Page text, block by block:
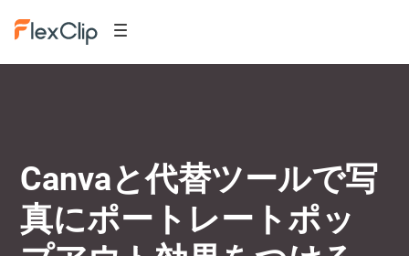
Canvaと代替ツールで写
真にポートレートポッ